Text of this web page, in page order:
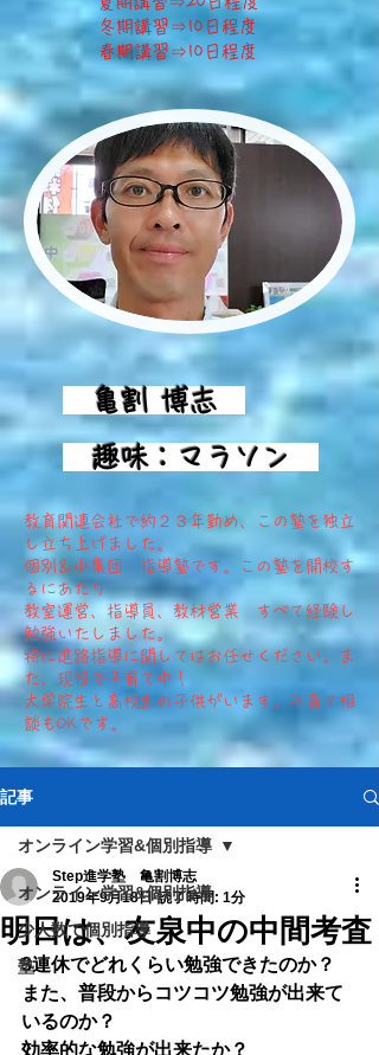
冬期講習⇒10日程度
​春期講習⇒10日程度
​教育関連会社で約２３年勤め、この塾を独立
し立ち上げました。
個別＆小集団 指導塾です。この塾を開校す
るにあたり
教室運営、指導員、教材営業 すべて経験し
勉強いたしました。
特に進路指導に関してはお任せください。ま
た、現役で子育て中！
大学院生と高校生の子供がいます。​子育て相
談もOKです。
亀割 博志
趣味：マラソン
記事
オンライン学習&個別指導
少人数で個別指導
塾
オンライン学習&個別指導
明日は、友泉中の中間考査
Step進学塾 亀割博志
2019年9月18日 読了時間: 1分
3連休でどれくらい勉強できたのか？
また、普段からコツコツ勉強が出来て
いるのか？
効率的な勉強が出来たか？